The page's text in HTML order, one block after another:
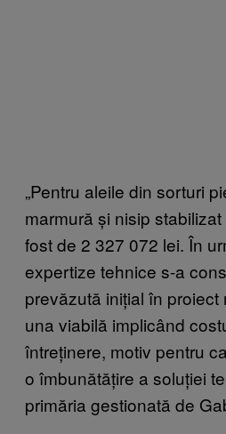
„Pentru aleile din sorturi
marmură și nisip
fost de 2 327 072 lei. În
expertize tehnice s-a
prevăzută inițial în
una viabilă implicând
întreținere, motiv pentru
o îmbunătățire a soluției
primăria gestionată de